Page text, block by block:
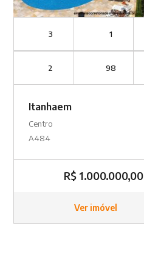
3 1
2 98
Itanhaem
Centro
A484
R$ 1.000.000,00
Ver imóvel